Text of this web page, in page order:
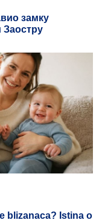
замку
Заостру
blizanaca? Istina o